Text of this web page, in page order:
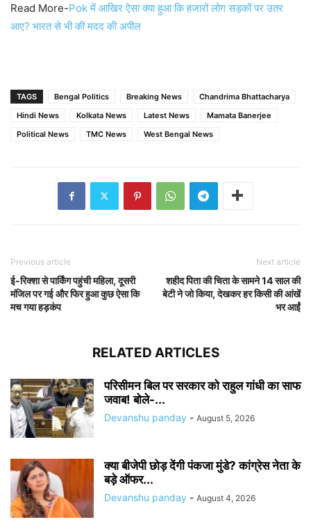
Read More-Pok में आखिर ऐसा क्या हुआ कि हजारों लोग सड़कों पर उतर
आए? भारत से भी की मदद की अपील
TAGS Bengal Politics Breaking News
Chandrima Bhattacharya
Hindi News
Kolkata News Latest News
Mamata Banerjee
Political News
TMC News West Bengal News
Previous article
ई-रिक्शा से पार्किंग पहुंची महिला, दूसरी
मंजिल पर गई और फिर हुआ कुछ ऐसा कि
मच गया हड़कंप
Next article
शहीद पिता की चिता के सामने 14 साल की
बेटी ने जो किया, देखकर हर किसी की आंखें
भर आईं
RELATED ARTICLES
परिसीमन बिल पर सरकार को राहुल गांधी का साफ
जवाब! बोले-...
Devanshu panday - August 5, 2026
क्या बीजेपी छोड़ देंगी पंकजा मुंडे? कांग्रेस नेता के
बड़े ऑफर...
Devanshu panday - August 4, 2026